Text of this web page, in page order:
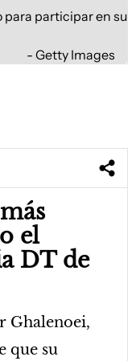
para participar en su
Getty Images
el
DT de
Ghalenoei,
que su